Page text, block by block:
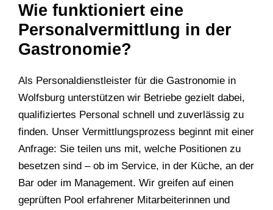
Wie funktioniert eine
Personalvermittlung in der
Gastronomie?
Als Personaldienstleister für die Gastronomie in
Wolfsburg unterstützen wir Betriebe gezielt dabei,
qualifiziertes Personal schnell und zuverlässig zu
finden. Unser Vermittlungsprozess beginnt mit einer
Anfrage: Sie teilen uns mit, welche Positionen zu
besetzen sind – ob im Service, in der Küche, an der
Bar oder im Management. Wir greifen auf einen
geprüften Pool erfahrener Mitarbeiterinnen und